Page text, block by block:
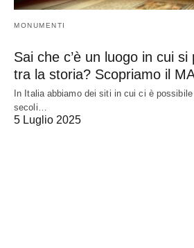
MONUMENTI
Sai che c’è un luogo in cui
tra la storia? Scopriamo il
In Italia abbiamo dei siti in cui ci è
secoli…
5 Luglio 2025